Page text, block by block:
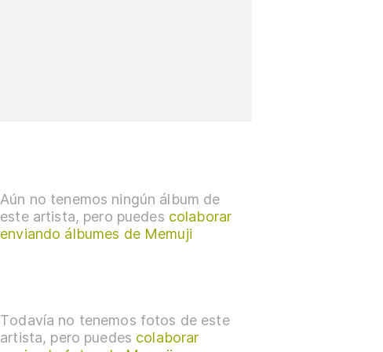
Aún no tenemos ningún álbum de
este artista, pero puedes colaborar
enviando álbumes de Memuji
Todavía no tenemos fotos de este
artista, pero puedes colaborar